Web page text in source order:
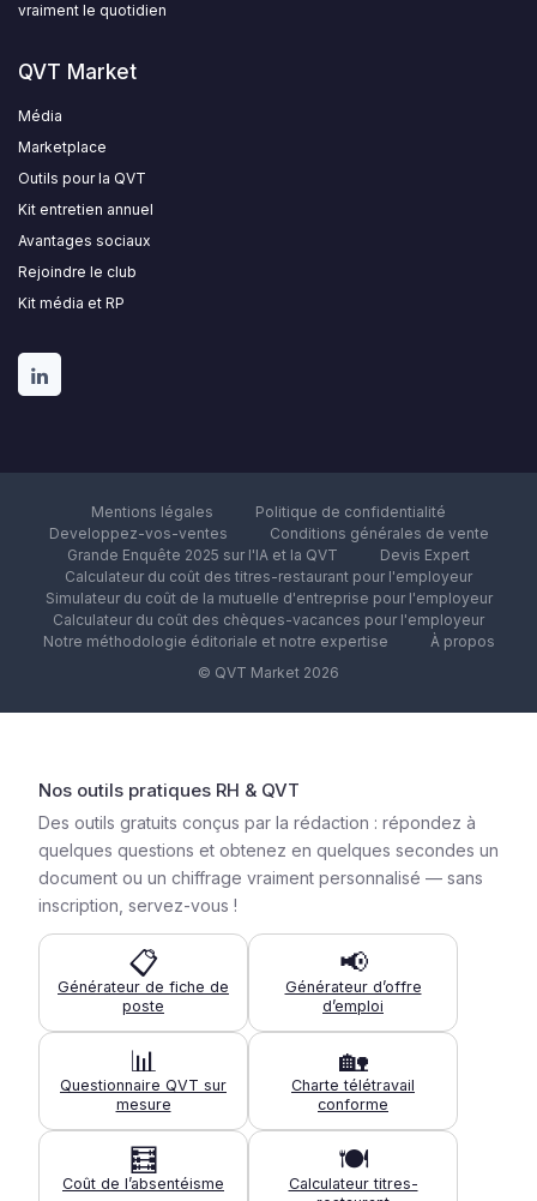
vraiment le quotidien
QVT Market
Média
Marketplace
Outils pour la QVT
Kit entretien annuel
Avantages sociaux
Rejoindre le club
Kit média et RP
Mentions légales
Politique de confidentialité
Developpez-vos-ventes
Conditions générales de vente
Grande Enquête 2025 sur l'IA et la QVT
Devis Expert
Calculateur du coût des titres-restaurant pour l'employeur
Simulateur du coût de la mutuelle d'entreprise pour l'employeur
Calculateur du coût des chèques-vacances pour l'employeur
Notre méthodologie éditoriale et notre expertise
À propos
© QVT Market 2026
Nos outils pratiques RH & QVT
Des outils gratuits conçus par la rédaction : répondez à
quelques questions et obtenez en quelques secondes un
document ou un chiffrage vraiment personnalisé — sans
inscription, servez-vous !
📋
Générateur de fiche de
poste
📢
Générateur d’offre
d’emploi
📊
Questionnaire QVT sur
mesure
🏡
Charte télétravail
conforme
🧮
Coût de l’absentéisme
🍽️
Calculateur titres-